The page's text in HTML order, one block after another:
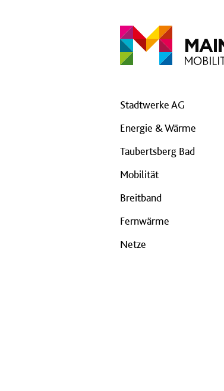
Stadtwerke AG
Energie & Wärme
Taubertsberg Bad
Mobilität
Breitband
Fernwärme
Netze